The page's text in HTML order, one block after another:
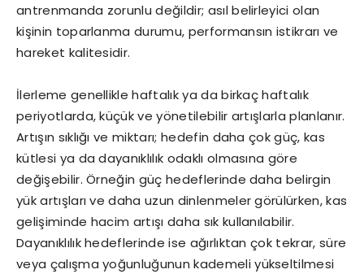
antrenmanda zorunlu değildir; asıl belirleyici olan
kişinin toparlanma durumu, performansın istikrarı ve
hareket kalitesidir.
İlerleme genellikle haftalık ya da birkaç haftalık
periyotlarda, küçük ve yönetilebilir artışlarla planlanır.
Artışın sıklığı ve miktarı; hedefin daha çok güç, kas
kütlesi ya da dayanıklılık odaklı olmasına göre
değişebilir. Örneğin güç hedeflerinde daha belirgin
yük artışları ve daha uzun dinlenmeler görülürken, kas
gelişiminde hacim artışı daha sık kullanılabilir.
Dayanıklılık hedeflerinde ise ağırlıktan çok tekrar, süre
veya çalışma yoğunluğunun kademeli yükseltilmesi